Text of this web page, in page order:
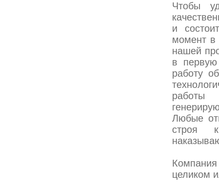
Чтобы
и
момент в
нашей
в первую
работу
работы
Любые
строя
целиком